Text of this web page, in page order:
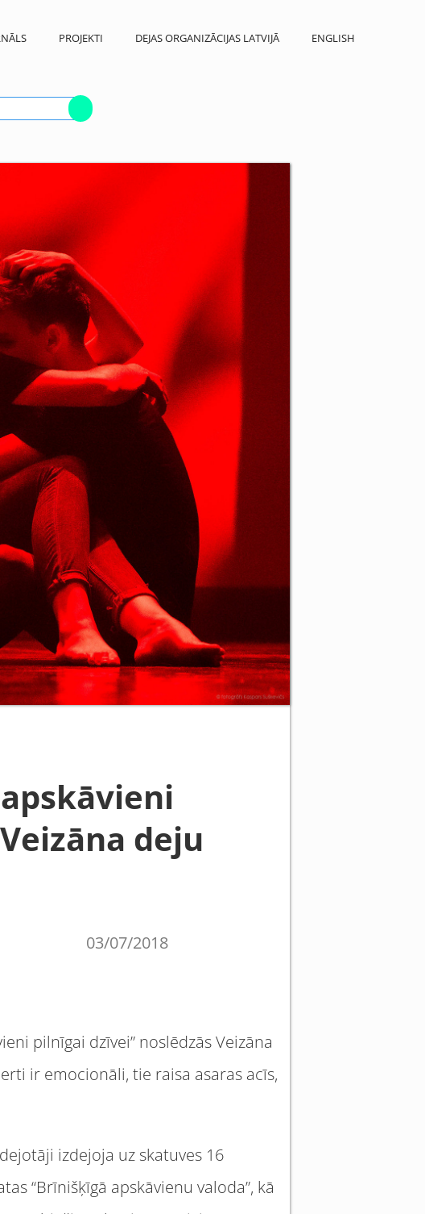
PROJEKTI DEJAS ORGANIZĀCIJAS LATVIJĀ ENGLISH
deju
03/07/2018
pilnīgai dzīvei” noslēdzās Veizāna
ir emocionāli, tie raisa asaras acīs,
izdejoja uz skatuves 16
“Brīnišķīgā apskāvienu valoda”, kā